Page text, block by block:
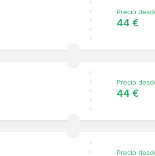
Precio
44 €
Precio
44 €
Precio